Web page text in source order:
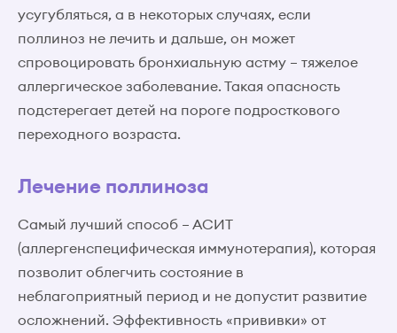
усугубляться, а в некоторых случаях, если
поллиноз не лечить и дальше, он может
спровоцировать бронхиальную астму – тяжелое
аллергическое заболевание. Такая опасность
подстерегает детей на пороге подросткового
переходного возраста.
Лечение поллиноза
Самый лучший способ – АСИТ
(аллергенспецифическая иммунотерапия), которая
позволит облегчить состояние в
неблагоприятный период и не допустит развитие
осложнений. Эффективность «прививки» от